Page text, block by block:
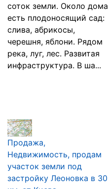
соток земли. Около дома
есть плодоносящий сад:
слива, абрикосы,
черешня, яблони. Рядом
река, луг, лес. Развитая
инфраструктура. В ша...
Продажа,
Недвижимость, продам
участок земли под
застройку Леоновка в 30